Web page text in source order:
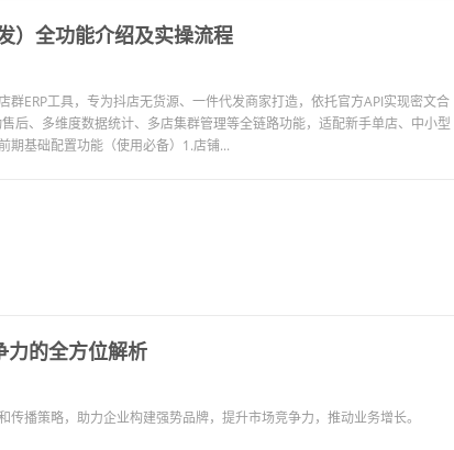
）全功能介绍及实操流程
工具，专为抖店无货源、一件代发商家打造，依托官方API实现密文合
后、多维度数据统计、多店集群管理等全链路功能，适配新手单店、中小型
期基础配置功能（使用必备）1.店铺...
力的全方位解析
播策略，助力企业构建强势品牌，提升市场竞争力，推动业务增长。